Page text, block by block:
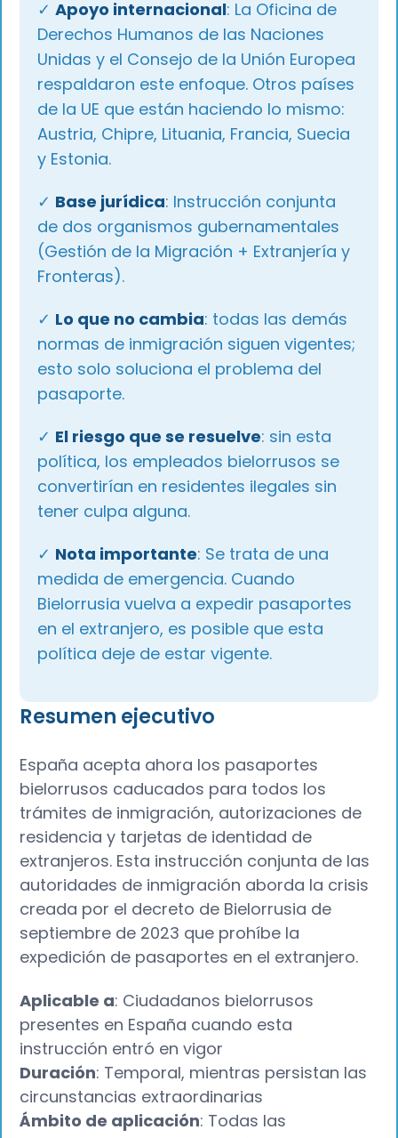
✓Apoyo internacional: La Oficina de
Derechos Humanos de las Naciones
Unidas y el Consejo de la Unión Europea
respaldaron este enfoque. Otros países
de la UE que están haciendo lo mismo:
Austria, Chipre, Lituania, Francia, Suecia
y Estonia.
✓ Base jurídica: Instrucción conjunta
de dos organismos gubernamentales
(Gestión de la Migración + Extranjería y
Fronteras).
✓ Lo que no cambia: todas las demás
normas de inmigración siguen vigentes;
esto solo soluciona el problema del
pasaporte.
✓ El riesgo que se resuelve: sin esta
política, los empleados bielorrusos se
convertirían en residentes ilegales sin
tener culpa alguna.
✓ Nota importante: Se trata de una
medida de emergencia. Cuando
Bielorrusia vuelva a expedir pasaportes
en el extranjero, es posible que esta
política deje de estar vigente.
Resumen ejecutivo
España acepta ahora los pasaportes
bielorrusos caducados para todos los
trámites de inmigración, autorizaciones de
residencia y tarjetas de identidad de
extranjeros. Esta instrucción conjunta de las
autoridades de inmigración aborda la crisis
creada por el decreto de Bielorrusia de
septiembre de 2023 que prohíbe la
expedición de pasaportes en el extranjero.
Aplicable a: Ciudadanos bielorrusos
presentes en España cuando esta
instrucción entró en vigor
Duración: Temporal, mientras persistan las
circunstancias extraordinarias
Ámbito de aplicación: Todas las